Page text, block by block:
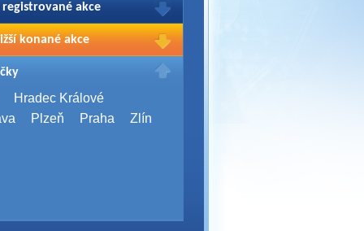
registrované akce
Vašich registrací na akce
přihlašte.
konané akce
2026
Brno
Server Bootcamp 2026
Hradec Králové
Plzeň Praha Zlín